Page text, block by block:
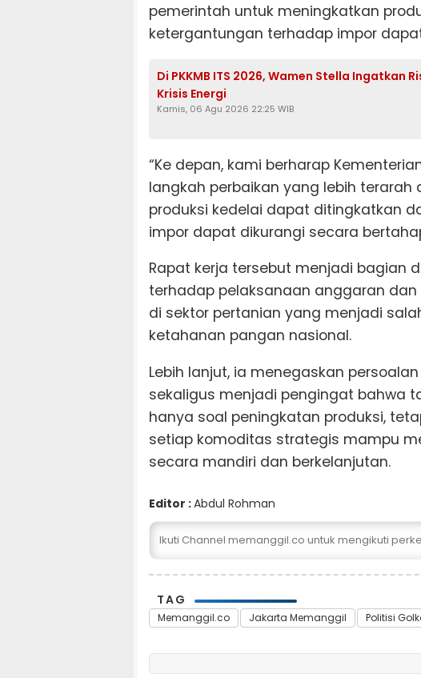
pemerintah untuk meningkatkan
ketergantungan terhadap impor
Di PKKMB ITS 2026, Wamen Stella Ingatkan
Krisis Energi
Kamis, 06 Agu 2026 22:25 WIB
“Ke depan, kami berharap
langkah perbaikan yang lebih terarah
produksi kedelai dapat ditingkatkan
impor dapat dikurangi secara
Rapat kerja tersebut menjadi bagian
terhadap pelaksanaan anggaran
di sektor pertanian yang menjadi
ketahanan pangan nasional.
Lebih lanjut, ia menegaskan
sekaligus menjadi pengingat bahwa
hanya soal peningkatan produksi,
setiap komoditas strategis mampu
secara mandiri dan berkelanjutan.
Editor :Abdul Rohman
Ikuti Channel memanggil.co untuk mengikuti
TAG
Memanggil.co Jakarta Memanggil Politisi